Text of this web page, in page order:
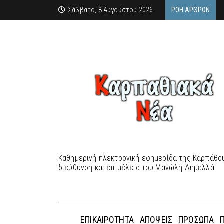
Σάββατο, 8 Αυγούστου 2026 ΡΟΉ ΆΡΘΡΩΝ
Καθημερινή ηλεκτρονική εφημερίδα της
διεύθυνση και επιμέλεια του Μανώλη Δημελλά
ΕΠΙΚΑΙΡΌΤΗΤΑ ΑΠΌΨΕΙΣ ΠΡΌΣΩΠΑ